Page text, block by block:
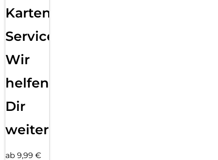
Karten
Service:
Wir
helfen
Dir
weiter
ab 9,99 €